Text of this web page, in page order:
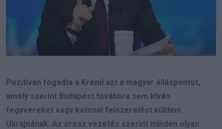
Pozitívan fogadta a Kreml azt a magyar álláspontot,
amely szerint Budapest továbbra sem kíván
fegyvereket vagy katonai felszerelést küldeni
Ukrajnának. Az orosz vezetés szerint minden olyan